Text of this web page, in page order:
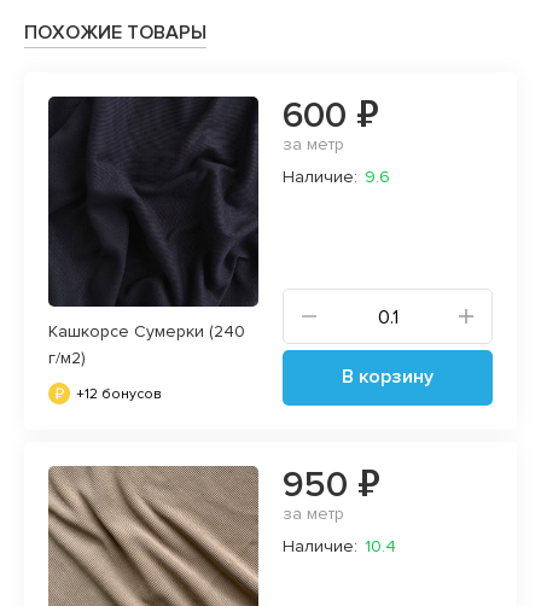
ПОХОЖИЕ ТОВАРЫ
Кашкорсе Сумерки (240
г/м2)
+12 бонусов
600 ₽
за метр
Наличие: 9.6
В корзину
950 ₽
за метр
Наличие: 10.4